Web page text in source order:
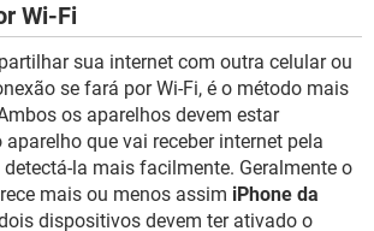
Wi-Fi
sua internet com outra celular ou
se fará por Wi-Fi, é o método mais
os aparelhos devem estar
que vai receber internet pela
detectá-la mais facilmente. Geralmente o
mais ou menos assim iPhone da
dispositivos devem ter ativado o